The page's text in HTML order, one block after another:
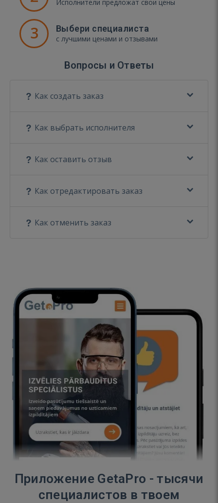
Исполнители предложат свои цены
3 Выбери специалиста
с лучшими ценами и отзывами
Вопросы и Ответы
Как создать заказ
Как выбрать исполнителя
Как оставить отзыв
Как отредактировать заказ
Как отменить заказ
Приложение GetaPro - тысячи
специалистов в твоем